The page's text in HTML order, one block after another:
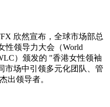
欣然宣布，全球市场部总
性领导力大会（World
）颁发的 "香港女性领袖
市场中引领多元化团队、管
出领导者。